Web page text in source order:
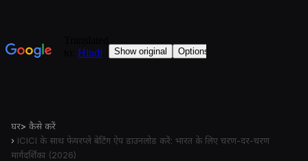
घर> कैसे करें
› ICICI के साथ फेयरप्ले बेटिंग ऐप डाउनलोड करें: भारत के लिए चरण-दर-चरण
मार्गदर्शिका (2026)